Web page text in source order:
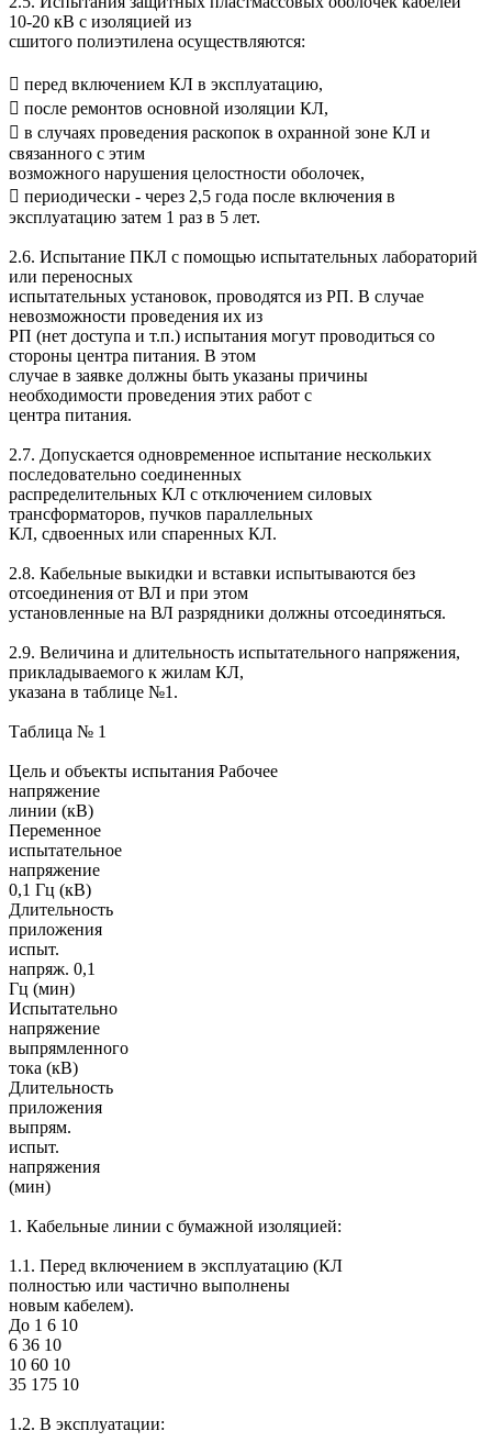
10-20 кВ с изоляцией из
сшитого полиэтилена осуществляются:
 перед включением КЛ в эксплуатацию,
 после ремонтов основной изоляции КЛ,
 в случаях проведения раскопок в охранной зоне КЛ и
связанного с этим
возможного нарушения целостности оболочек,
 периодически - через 2,5 года после включения в
эксплуатацию затем 1 раз в 5 лет.
2.6. Испытание ПКЛ с помощью испытательных лабораторий
или переносных
испытательных установок, проводятся из РП. В случае
невозможности проведения их из
РП (нет доступа и т.п.) испытания могут проводиться со
стороны центра питания. В этом
случае в заявке должны быть указаны причины
необходимости проведения этих работ с
центра питания.
2.7. Допускается одновременное испытание нескольких
последовательно соединенных
распределительных КЛ с отключением силовых
трансформаторов, пучков параллельных
КЛ, сдвоенных или спаренных КЛ.
2.8. Кабельные выкидки и вставки испытываются без
отсоединения от ВЛ и при этом
установленные на ВЛ разрядники должны отсоединяться.
2.9. Величина и длительность испытательного напряжения,
прикладываемого к жилам КЛ,
указана в таблице №1.
Таблица № 1
Цель и объекты испытания Рабочее
напряжение
линии (кВ)
Переменное
испытательное
напряжение
0,1 Гц (кВ)
Длительность
приложения
испыт.
напряж. 0,1
Гц (мин)
Испытательно
напряжение
выпрямленного
тока (кВ)
Длительность
приложения
выпрям.
испыт.
напряжения
(мин)
1. Кабельные линии с бумажной изоляцией:
1.1. Перед включением в эксплуатацию (КЛ
полностью или частично выполнены
новым кабелем).
До 1 6 10
6 36 10
10 60 10
35 175 10
1.2. В эксплуатации: